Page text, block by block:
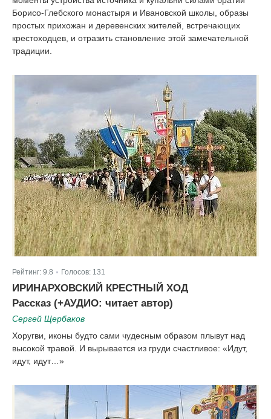
Борисо-Глебского монастыря и Ивановской школы, образы
простых прихожан и деревенских жителей, встречающих
крестоходцев, и отразить становление этой замечательной
традиции.
Рейтинг: 9.8 Голосов: 131
ИРИНАРХОВСКИЙ КРЕСТНЫЙ ХОД
Рассказ (+АУДИО: читает автор)
Сергей Щербаков
Хоругви, иконы будто сами чудесным образом плывут над
высокой травой. И вырывается из груди счастливое: «Идут,
идут, идут…»